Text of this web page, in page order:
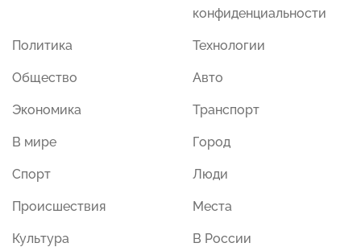
конфиденциальности
Политика
Общество
Экономика
В мире
Спорт
Происшествия
Культура
Технологии
Авто
Транспорт
Город
Люди
Места
В России